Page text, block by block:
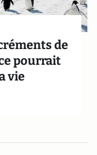
de
pourrait
vie